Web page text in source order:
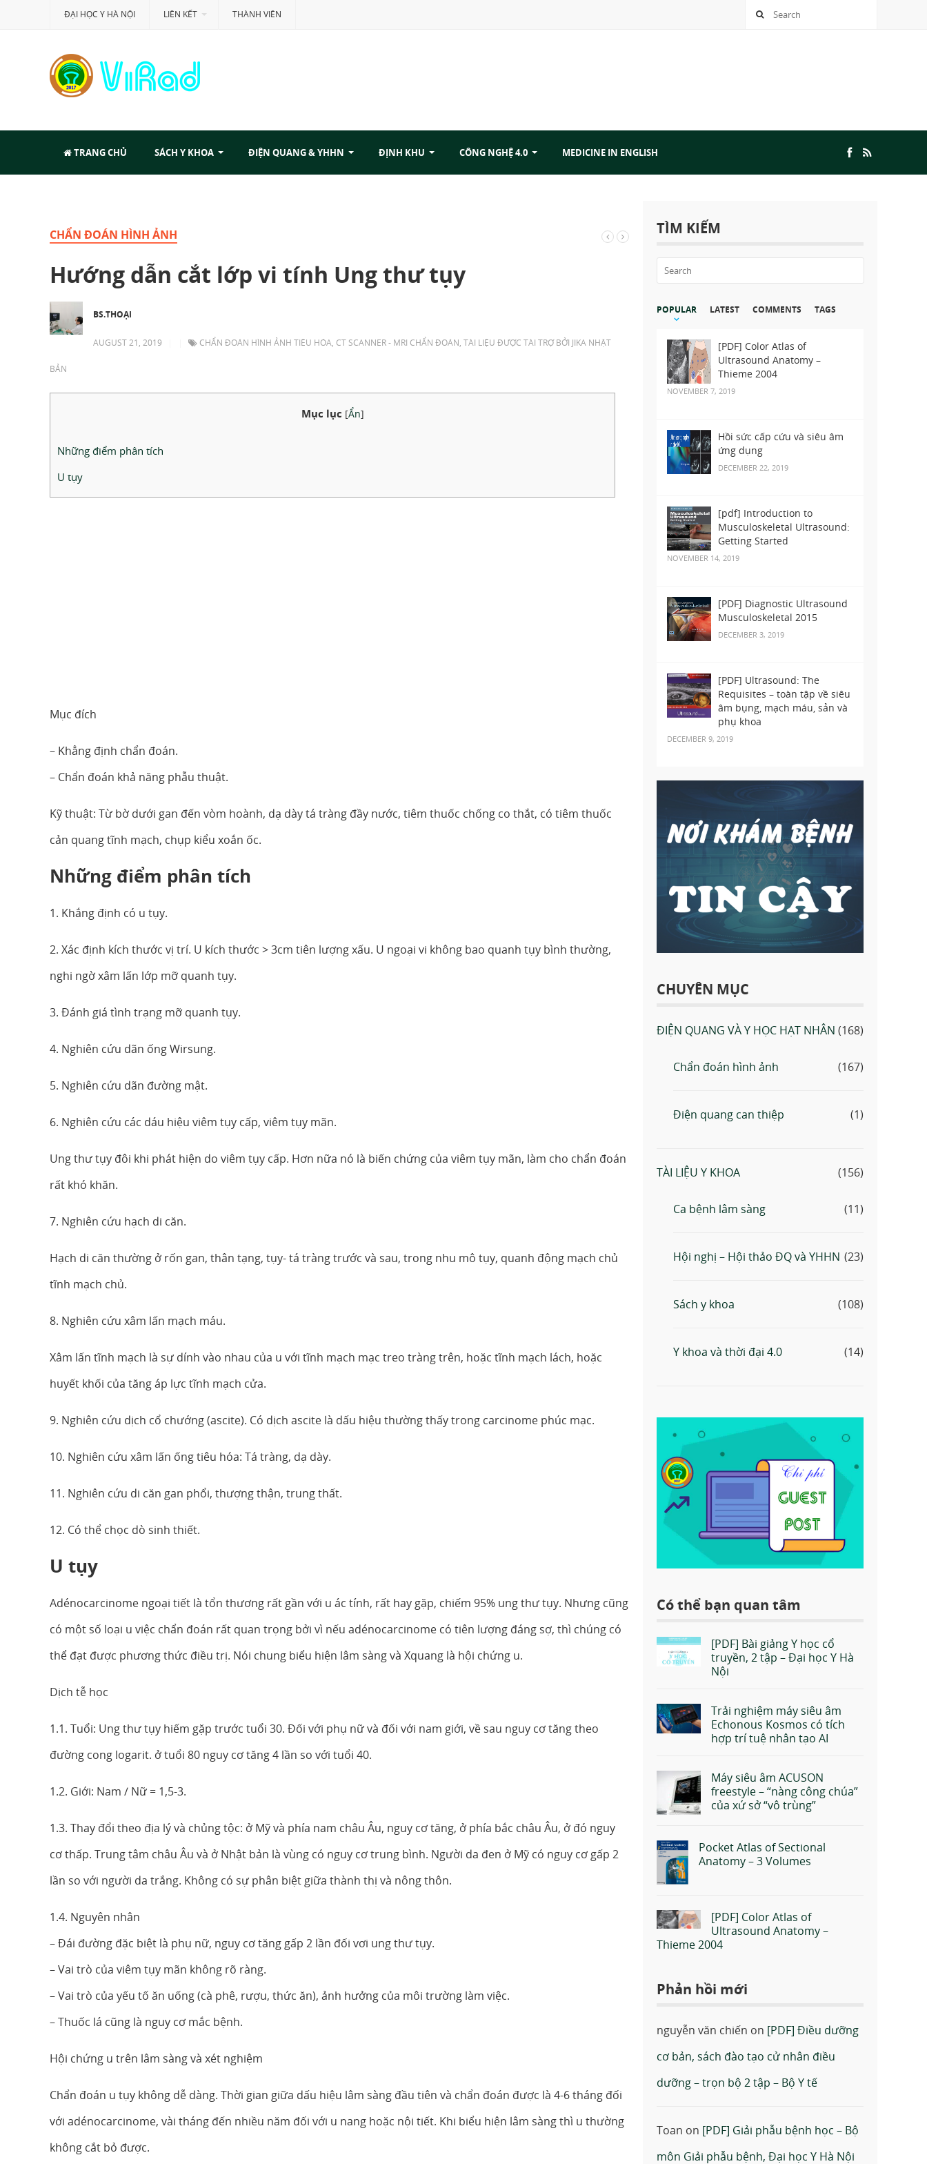
ĐẠI HỌC Y HÀ NỘI LIÊN KẾT THÀNH VIÊN
TRANG CHỦ SÁCH Y KHOA ĐIỆN QUANG & YHHN ĐỊNH KHU CÔNG NGHỆ 4.0 MEDICINE IN ENGLISH
CHẨN ĐOÁN HÌNH ẢNH
Hướng dẫn cắt lớp vi tính Ung thư tụy
BS.THOẠI
AUGUST 21, 2019 CHẨN ĐOÁN HÌNH ẢNH TIÊU HÓA, CT SCANNER - MRI CHẨN ĐOÁN, TÀI LIỆU ĐƯỢC TÀI TRỢ BỞI JIKA NHẬT
BẢN
Mục lục [Ẩn]
Những điểm phân tích
U tụy
Mục đích
– Khẳng định chẩn đoán.
– Chẩn đoán khả năng phẫu thuật.
Kỹ thuật: Từ bờ dưới gan đến vòm hoành, dạ dày tá tràng đầy nước, tiêm thuốc chống co thắt, có tiêm thuốc
cản quang tĩnh mạch, chụp kiểu xoắn ốc.
Những điểm phân tích
1. Khắng định có u tụy.
2. Xác định kích thước vị trí. U kích thước > 3cm tiên lượng xấu. U ngoại vi không bao quanh tụy bình thường,
nghi ngờ xâm lấn lớp mỡ quanh tụy.
3. Đánh giá tình trạng mỡ quanh tụy.
4. Nghiên cứu dãn ống Wirsung.
5. Nghiên cứu dãn đường mật.
6. Nghiên cứu các dáu hiệu viêm tụy cấp, viêm tụy mãn.
Ung thư tụy đôi khi phát hiện do viêm tụy cấp. Hơn nữa nó là biến chứng của viêm tụy mãn, làm cho chẩn đoán
rất khó khăn.
7. Nghiên cứu hạch di căn.
Hạch di căn thường ở rốn gan, thân tạng, tụy- tá tràng trước và sau, trong nhu mô tụy, quanh động mạch chủ
tĩnh mạch chủ.
8. Nghiên cứu xâm lấn mạch máu.
Xâm lấn tĩnh mạch là sự dính vào nhau của u với tĩnh mạch mạc treo tràng trên, hoặc tĩnh mạch lách, hoặc
huyết khối của tăng áp lực tĩnh mạch cửa.
9. Nghiên cứu dịch cổ chướng (ascite). Có dịch ascite là dấu hiệu thường thấy trong carcinome phúc mạc.
10. Nghiên cứu xâm lấn ống tiêu hóa: Tá tràng, dạ dày.
11. Nghiên cứu di căn gan phổi, thượng thận, trung thất.
12. Có thể chọc dò sinh thiết.
U tụy
Adénocarcinome ngoại tiết là tổn thương rất gần với u ác tính, rất hay gặp, chiếm 95% ung thư tụy. Nhưng cũng
có một số loại u việc chẩn đoán rất quan trọng bởi vì nếu adénocarcinome có tiên lượng đáng sợ, thì chúng có
thể đạt được phương thức điều trị. Nói chung biểu hiện lâm sàng và Xquang là hội chứng u.
Dịch tễ học
1.1. Tuổi: Ung thư tụy hiếm gặp trước tuổi 30. Đối với phụ nữ và đối với nam giới, về sau nguy cơ tăng theo
đường cong logarit. ở tuổi 80 nguy cơ tăng 4 lần so với tuổi 40.
1.2. Giới: Nam / Nữ = 1,5-3.
1.3. Thay đổi theo địa lý và chủng tộc: ở Mỹ và phía nam châu Âu, nguy cơ tăng, ở phía bắc châu Âu, ở đó nguy
cơ thấp. Trung tâm châu Âu và ở Nhật bản là vùng có nguy cơ trung bình. Người da đen ở Mỹ có nguy cơ gấp 2
lần so với người da trắng. Không có sự phân biệt giữa thành thị và nông thôn.
1.4. Nguyên nhân
– Đái đường đặc biệt là phụ nữ, nguy cơ tăng gấp 2 lần đối vơi ung thư tụy.
– Vai trò của viêm tụy mãn không rõ ràng.
– Vai trò của yếu tố ăn uống (cà phê, rượu, thức ăn), ảnh hưởng của môi trường làm việc.
– Thuốc lá cũng là nguy cơ mắc bệnh.
Hội chứng u trên lâm sàng và xét nghiệm
Chẩn đoán u tụy không dễ dàng. Thời gian giữa dấu hiệu lâm sàng đầu tiên và chẩn đoán được là 4-6 tháng đối
với adénocarcinome, vài tháng đến nhiều năm đối với u nang hoặc nội tiết. Khi biểu hiện lâm sàng thì u thường
không cắt bỏ được.
TÌM KIẾM
POPULAR LATEST COMMENTS TAGS
[PDF] Color Atlas of
Ultrasound Anatomy –
Thieme 2004
NOVEMBER 7, 2019
Hồi sức cấp cứu và siêu âm
ứng dụng
DECEMBER 22, 2019
[pdf] Introduction to
Musculoskeletal Ultrasound:
Getting Started
NOVEMBER 14, 2019
[PDF] Diagnostic Ultrasound
Musculoskeletal 2015
DECEMBER 3, 2019
[PDF] Ultrasound: The
Requisites – toàn tập về siêu
âm bụng, mạch máu, sản và
phụ khoa
DECEMBER 9, 2019
CHUYÊN MỤC
ĐIỆN QUANG VÀ Y HỌC HẠT NHÂN (168)
Chẩn đoán hình ảnh (167)
Điện quang can thiệp (1)
TÀI LIỆU Y KHOA (156)
Ca bệnh lâm sàng (11)
Hội nghị – Hội thảo ĐQ và YHHN (23)
Sách y khoa (108)
Y khoa và thời đại 4.0 (14)
Có thể bạn quan tâm
[PDF] Bài giảng Y học cổ
truyền, 2 tập – Đại học Y Hà
Nội
Trải nghiệm máy siêu âm
Echonous Kosmos có tích
hợp trí tuệ nhân tạo AI
Máy siêu âm ACUSON
freestyle – “nàng công chúa”
của xứ sở “vô trùng”
Pocket Atlas of Sectional
Anatomy – 3 Volumes
[PDF] Color Atlas of
Ultrasound Anatomy –
Thieme 2004
Phản hồi mới
nguyễn văn chiến on [PDF] Điều dưỡng
cơ bản, sách đào tạo cử nhân điều
dưỡng – trọn bộ 2 tập – Bộ Y tế
Toan on [PDF] Giải phẫu bệnh học – Bộ
môn Giải phẫu bệnh, Đại học Y Hà Nội